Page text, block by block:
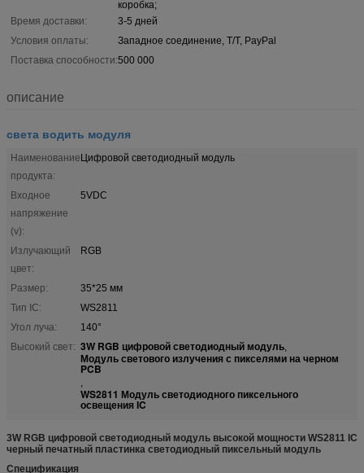
коробка;
Время доставки:
3-5 дней
Условия оплаты:
Западное соединение, T/T, PayPal
Поставка способности:500 000
описание
света водить модуля
Наименование
продукта:
Цифровой светодиодный модуль
Входное
напряжение
(v):
5VDC
Излучающий
цвет:
RGB
Размер:
35*25 мм
Тип IC:
WS2811
Угол луча:
140°
Высокий свет: 3W RGB цифровой светодиодный модуль,
Модуль светового излучения с пикселями на черном
PCB
,
WS2811 Модуль светодиодного пиксельного
освещения IC
3W RGB цифровой светодиодный модуль высокой мощности WS2811 IC
черный печатный пластинка светодиодный пиксельный модуль
Спецификация